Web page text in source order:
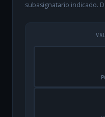
subasignatario indicado.